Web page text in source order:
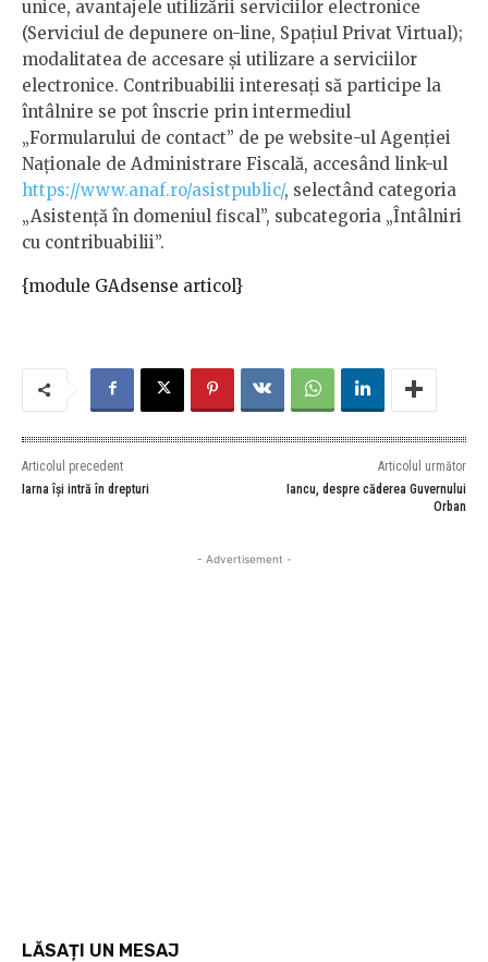
unice, avantajele utilizării serviciilor electronice
(Serviciul de depunere on-line, Spaţiul Privat Virtual);
modalitatea de accesare şi utilizare a serviciilor
electronice. Contribuabilii interesaţi să participe la
întâlnire se pot înscrie prin intermediul
„Formularului de contact” de pe website-ul Agenţiei
Naţionale de Administrare Fiscală, accesând link-ul
https://www.anaf.ro/asistpublic/, selectând categoria
„Asistenţă în domeniul fiscal”, subcategoria „Întâlniri
cu contribuabilii”.
{module GAdsense articol}
Articolul precedent
Iarna își intră în drepturi
Articolul următor
Iancu, despre căderea Guvernului
Orban
- Advertisement -
LĂSAȚI UN MESAJ